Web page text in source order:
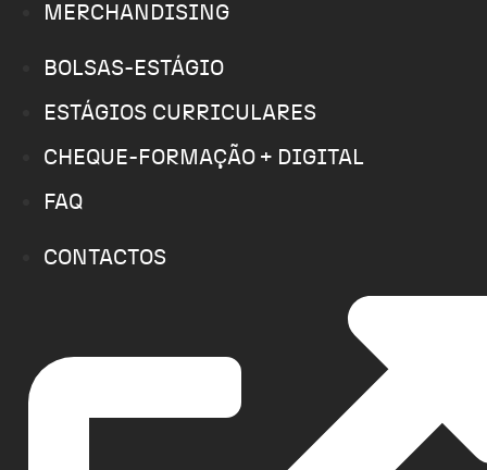
MERCHANDISING
BOLSAS-ESTÁGIO
ESTÁGIOS CURRICULARES
CHEQUE-FORMAÇÃO + DIGITAL
FAQ
CONTACTOS